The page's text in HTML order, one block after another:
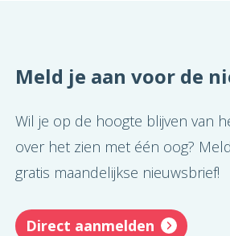
Meld je aan voor de
Wil je op de hoogte blijven van
over het zien met één oog?
gratis maandelijkse nieuwsbrief!
Direct aanmelden